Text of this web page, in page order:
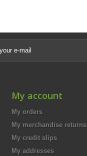
My account
My orders
My merchandise returns
My credit slips
My addresses